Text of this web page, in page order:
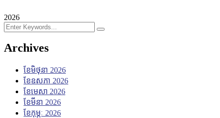
2026
Archives
ខែ​មិថុនា 2026
ខែ​ឧសភា 2026
ខែ​មេសា 2026
ខែ​មីនា 2026
ខែ​កុម្ភៈ 2026